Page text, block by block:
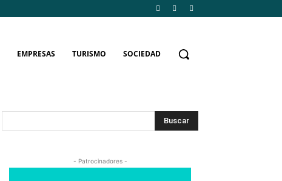
EMPRESAS TURISMO SOCIEDAD
Buscar
- Patrocinadores -